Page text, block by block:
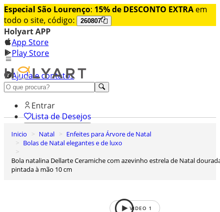
Especial São Lourenço: 15% de DESCONTO EXTRA em
todo o site, código:
260807
Holyart APP
App Store
Play Store
Ajuda e contatos
Conheça premium
Entrar
Lista de Desejos
Carrinho de Compras
Inicio Natal
Enfeites para Árvore de Natal
Bolas de Natal elegantes e de luxo
Bola natalina Dellarte Ceramiche com azevinho estrela de Natal dourada
pintada à mão 10 cm
VIDEO 1